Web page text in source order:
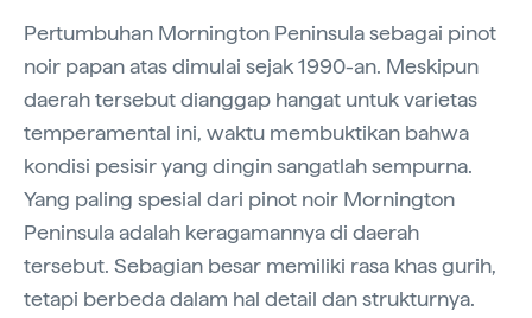
Pertumbuhan Mornington Peninsula sebagai pinot
noir papan atas dimulai sejak 1990-an. Meskipun
daerah tersebut dianggap hangat untuk varietas
temperamental ini, waktu membuktikan bahwa
kondisi pesisir yang dingin sangatlah sempurna.
Yang paling spesial dari pinot noir Mornington
Peninsula adalah keragamannya di daerah
tersebut. Sebagian besar memiliki rasa khas gurih,
tetapi berbeda dalam hal detail dan strukturnya.